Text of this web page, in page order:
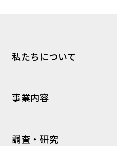
私たちについて
事業内容
調査・研究